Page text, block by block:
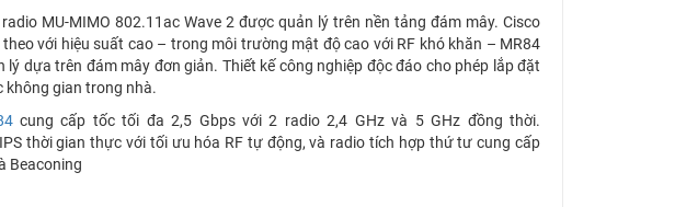
MU-MIMO 802.11ac Wave 2 được quản lý trên nền tảng đám mây. Cisco
với hiệu suất cao – trong môi trường mật độ cao với RF khó khăn – MR84
dựa trên đám mây đơn giản. Thiết kế công nghiệp độc đáo cho phép lắp đặt
không gian trong nhà.
cung cấp tốc tối đa 2,5 Gbps với 2 radio 2,4 GHz và 5 GHz đồng thời.
thời gian thực với tối ưu hóa RF tự động, và radio tích hợp thứ tư cung cấp
Beaconing